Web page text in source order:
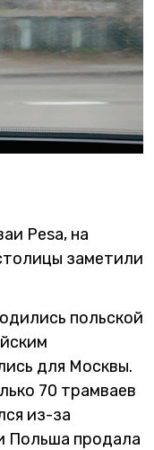
Pesa, на
заметили
польской
для Москвы.
70 трамваев
из-за
Польша продала